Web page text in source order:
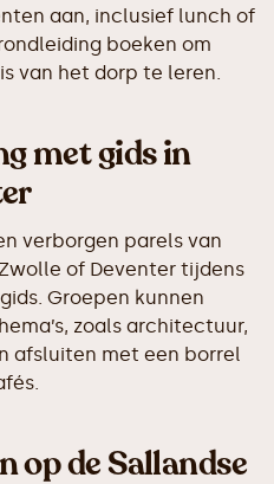
aan, inclusief lunch of
boeken om
van het dorp te leren.
met gids in
verborgen parels van
of Deventer tijdens
Groepen kunnen
zoals architectuur,
afsluiten met een borrel
op de Sallandse